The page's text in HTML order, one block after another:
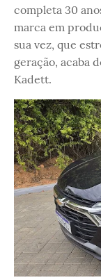
completa 30
marca em
sua vez, que
geração, acaba
Kadett.